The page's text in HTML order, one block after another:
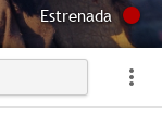
Estrenada